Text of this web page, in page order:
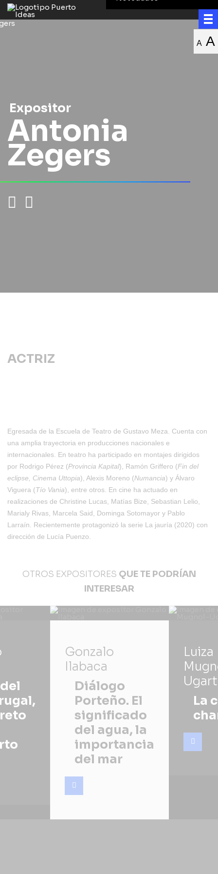
A A
Expositor
Antonia
Zegers
ACTRIZ
Egresada de la Escuela de Teatro de Gustavo Meza. Cuenta con
una amplia trayectoria en producciones nacionales e
internacionales. En teatro ha participado en montajes dirigidos
por Rodrigo Pérez (Provincia Kapital), Ramón Griffero (Fin del
eclipse, Cinema Uttopia), Alexis Moreno (Numancia) y Álvaro
Viguera (Tío Vania), entre otros. En cine ha actuado en
realizaciones de Christine Lucas, Matías Bize, Sebastian Lelio,
Marialy Rivas, Marcela Said, Dominga Sotomayor y Pablo
Larraín. Recientemente protagonizó la serie La jauría (2020) con
dirección de Lucía Puenzo.
OTROS EXPOSITORES QUE TE PODRÍAN
INTERESAR
Gonzalo
Ilabaca
Diálogo
Porteño. El
significado
del agua, la
importancia
del mar
Luiza
La